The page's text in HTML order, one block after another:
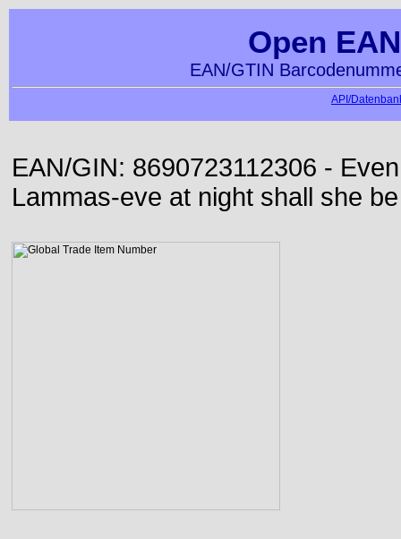
Open
EAN/GTIN
API/
EAN/GIN: 8690723112306 -
Lammas-eve at night shall she